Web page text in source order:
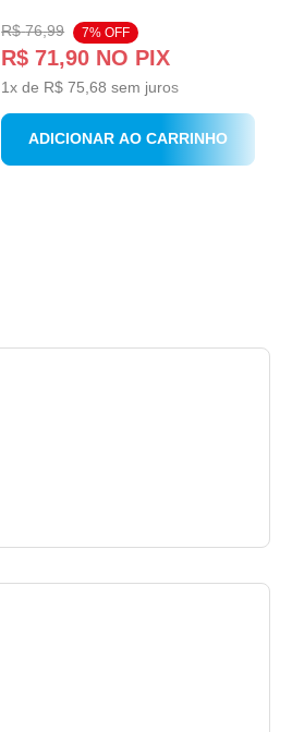
R$ 76,99 7% OFF
R$ 71,90 NO PIX
1x de R$ 75 ,68 sem juros
ADICIONAR AO CARRINHO